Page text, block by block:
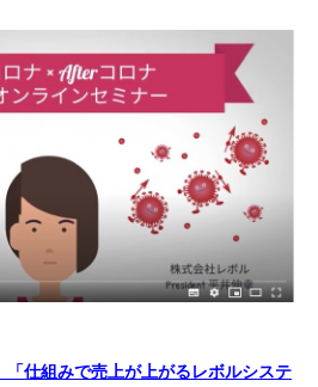
仕組みで売上が上がるレボルシステ